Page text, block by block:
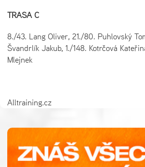
TRASA C
8./43. Lang Oliver, 21./80. Puhlovský
Švandrlík Jakub, 1./148. Kotrčová
Mlejnek
Alltraining.cz